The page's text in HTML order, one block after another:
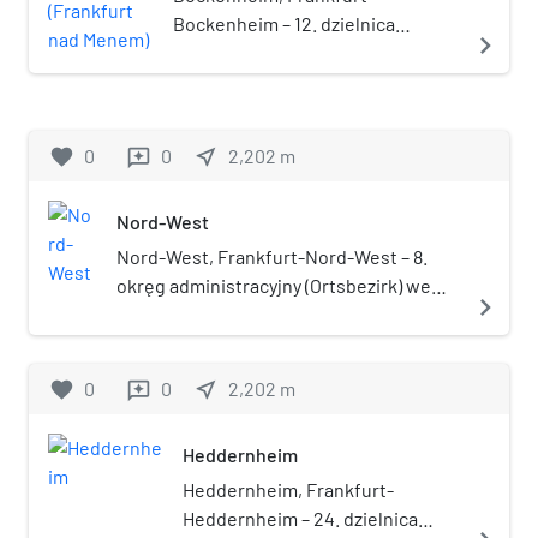
Bockenheim – 12. dzielnica
Menem, w Niemczech, w kraju
Innenstadt II.
navigate_next
favorite 0 reviews 0 near_me 2,202 m
Nord-West
Nord-West, Frankfurt-Nord-West – 8.
okręg administracyjny (Ortsbezirk) we
związkowym Hesja, w Niemczech. Liczy
ma powierzchnię 10,51 km².
navigate_next
favorite 0 reviews 0 near_me 2,202 m
Heddernheim
Heddernheim, Frankfurt-
Heddernheim – 24. dzielnica